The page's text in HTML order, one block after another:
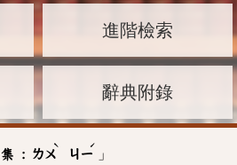
進階檢索
辭典附錄
: ㄌㄨ
ˋ
ㄐㄧ
ˊ
」